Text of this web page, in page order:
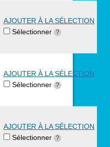
AJOUTER À LA SÉLECTION
Sélectionner ?
AJOUTER À LA SÉLECTION
Sélectionner ?
AJOUTER À LA SÉLECTION
Sélectionner ?